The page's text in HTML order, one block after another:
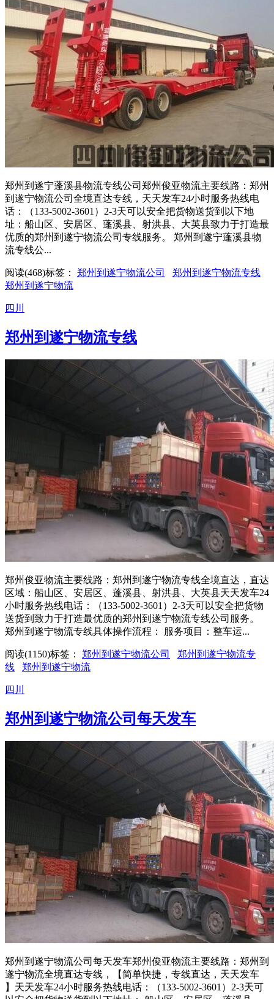
郑州到遂宁蓬溪县物流专线公司郑州俊亚物流主要线路：郑州
到遂宁物流公司全境直达专线，天天发车24小时服务热线电
话：（133-5002-3601）2-3天可以安全把货物送货到以下地
址：船山区、安居区、蓬溪县、射洪县、大英县致力于打造最
优质的郑州到遂宁物流公司专线服务。 郑州到遂宁蓬溪县物
流专线公...
阅读(468)标签： 郑州到遂宁物流公司
郑州到遂宁物流专线
郑州到遂宁物流
四川
郑州到遂宁物流专线
郑州俊亚物流主要线路：郑州到遂宁物流专线全境直达，直达
区域：船山区、安居区、蓬溪县、射洪县、大英县天天发车24
小时服务热线电话：（133-5002-3601）2-3天可以安全把货物
送货到致力于打造最优质的郑州到遂宁物流专线公司服务。
郑州到遂宁物流专线具体操作流程： 服务项目：整车运...
阅读(1150)标签： 郑州到遂宁物流公司
郑州到遂宁物流专
线
郑州到遂宁物流
四川
郑州到遂宁物流公司每天发车
郑州到遂宁物流公司每天发车郑州俊亚物流主要线路：郑州到
遂宁物流全境直达专线，【简单快捷，专线直达，天天发车
】天天发车24小时服务热线电话：（133-5002-3601）2-3天可